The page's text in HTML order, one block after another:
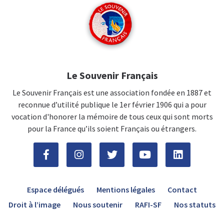
Le Souvenir Français
Le Souvenir Français est une association fondée en 1887 et
reconnue d’utilité publique le 1er février 1906 qui a pour
vocation d'honorer la mémoire de tous ceux qui sont morts
pour la France qu’ils soient Français ou étrangers.
Espace délégués Mentions légales
Contact
Droit à l’image
Nous soutenir RAFI-SF Nos statuts